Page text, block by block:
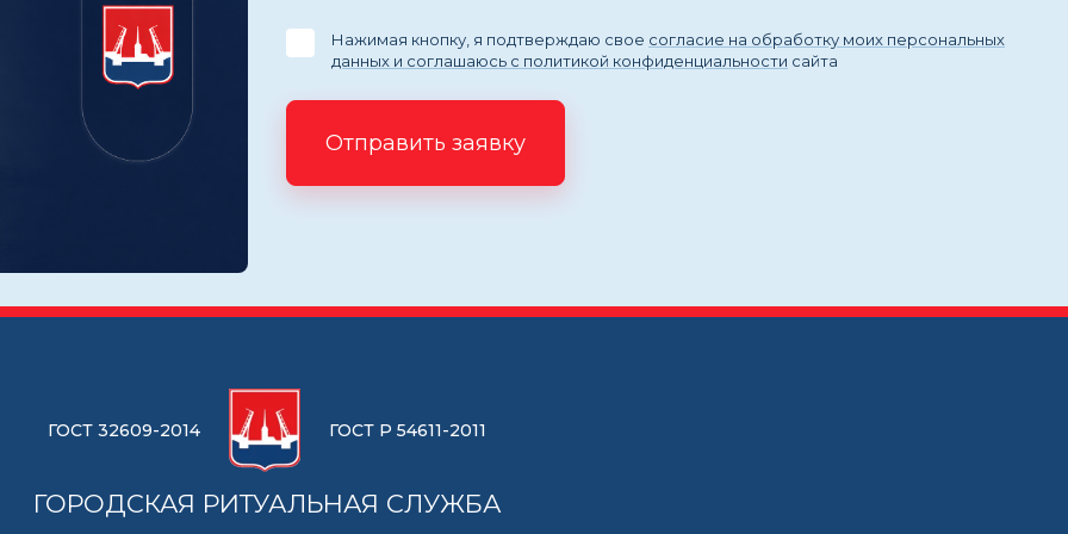
Нажимая кнопку, я подтверждаю свое согласие на обработку моих персональных
данных и соглашаюсь с политикой конфиденциальности сайта
Отправить заявку
ГОСТ 32609-2014 ГОСТ Р 54611-2011
ГОРОДСКАЯ РИТУАЛЬНАЯ СЛУЖБА